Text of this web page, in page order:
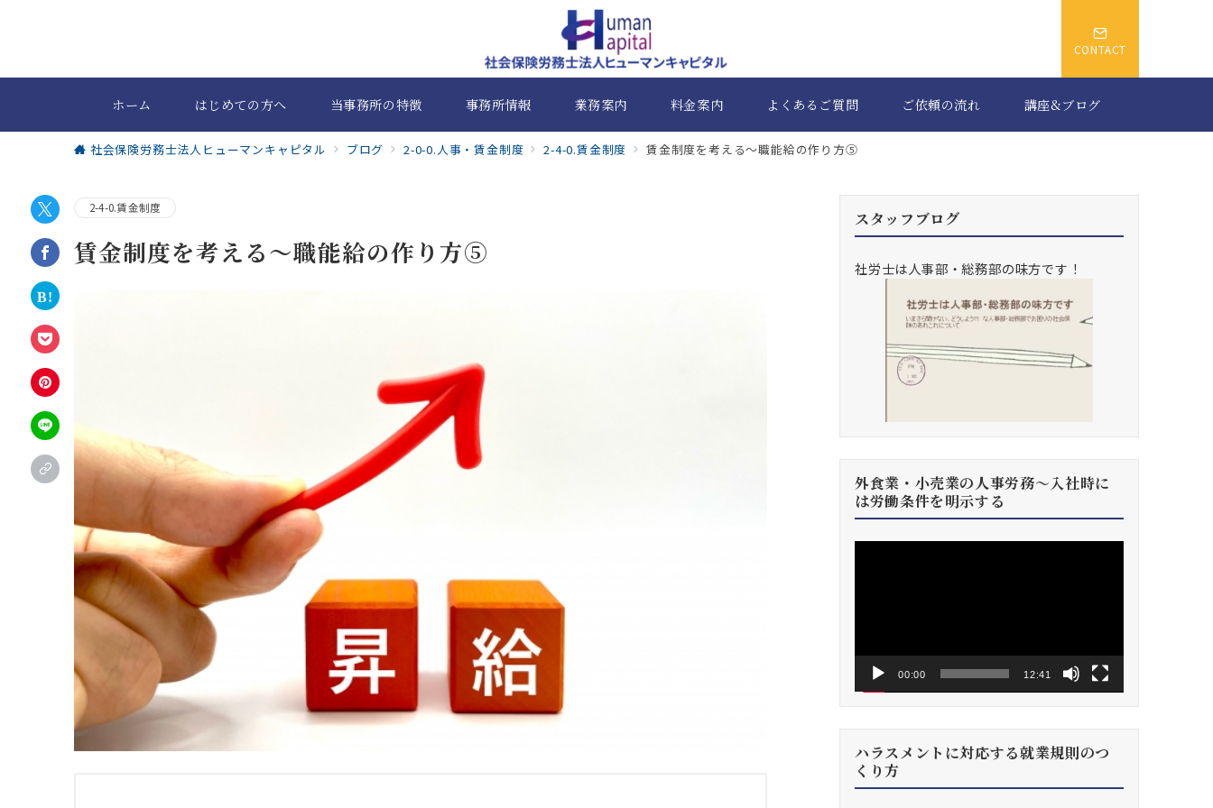
CONTACT
ホーム はじめての方へ 当事務所の特徴 事務所情報 業務案内 料金案内 よくあるご質問 ご依頼の流れ 講座&ブログ
社会保険労務士法人ヒューマンキャピタル ブログ 2-0-0.人事・賃金制度 2-4-0.賃金制度 賃金制度を考える～職能給の作り方⑤
2-4-0.賃金制度
賃金制度を考える～職能給の作り方⑤
スタッフブログ
社労士は人事部・総務部の味方です！
外食業・小売業の人事労務～入社時に
は労働条件を明示する
00:00 12:41
ハラスメントに対応する就業規則のつ
くり方